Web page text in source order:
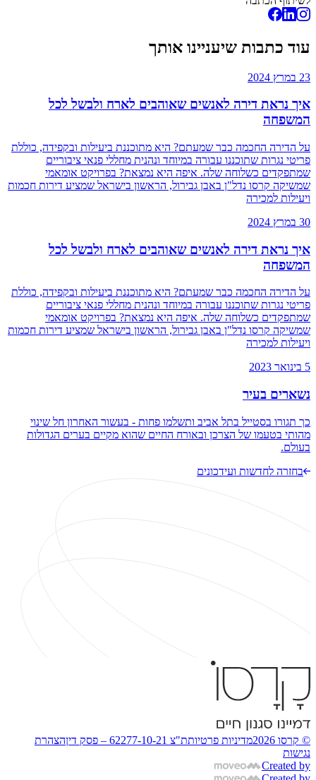
עוד כתבות שיעניינו אותך
23 במרץ 2024
איך נראת דירה לאנשים שאוהבים לארח ולבשל לכל
המשפחה
על הדירה החכמה כבר שמעתם? היא מתוכננת ביעילות ובקפידה, כוללת
פריטי נגרות שתוכננו עבורה במיוחד ונהנית מחללי פנאי ציבוריים
שמתפקדים כשלוחה שלה. איפה היא נמצאת? בפרויקט אומאמי
שמשיקה קרסו נדל"ן באבן גבירול, הראשון בישראל שמציע דירות חכמות
ויעילות למכירה
30 במרץ 2024
איך נראת דירה לאנשים שאוהבים לארח ולבשל לכל
המשפחה
על הדירה החכמה כבר שמעתם? היא מתוכננת ביעילות ובקפידה, כוללת
פריטי נגרות שתוכננו עבורה במיוחד ונהנית מחללי פנאי ציבוריים
שמתפקדים כשלוחה שלה. איפה היא נמצאת? בפרויקט אומאמי
שמשיקה קרסו נדל"ן באבן גבירול, הראשון בישראל שמציע דירות חכמות
ויעילות למכירה
5 בינואר 2023
נשארים בעיר
כך תגורו בסטייל בתל אביב ותשלמו פחות - בעשור האחרון חל שינוי
מהותי בטעמו של הצרכן ובאורח החיים שהוא מקיים בערים הגדולות
בעולם.
בחזרה לחדשות ועידכונים
© קרסו 2026 מדיניות פרטיותת"צ 62277-10-21 – פסק דין
הצהרת
נגישות
Created by